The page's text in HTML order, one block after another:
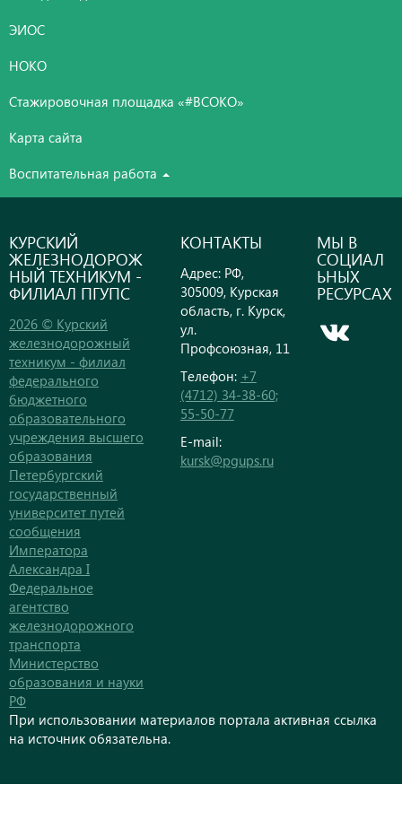
ЭИОС
НОКО
Стажировочная площадка «#ВСОКО»
Карта сайта
Воспитательная работа
КУРСКИЙ
ЖЕЛЕЗНОДОРОЖ
НЫЙ ТЕХНИКУМ -
ФИЛИАЛ ПГУПС
2026 © Курский
железнодорожный
техникум - филиал
федерального
бюджетного
образовательного
учреждения высшего
образования
Петербургский
государственный
университет путей
сообщения
Императора
Александра I
Федеральное
агентство
железнодорожного
транспорта
Министерство
образования и науки
РФ
КОНТАКТЫ
Адрес: РФ,
305009, Курская
область, г. Курск,
ул.
Профсоюзная, 11
Телефон: +7
(4712) 34-38-60;
55-50-77
E-mail:
kursk@pgups.ru
МЫ В
СОЦИАЛ
ЬНЫХ
РЕСУРСАХ
При использовании материалов портала активная ссылка
на источник обязательна.